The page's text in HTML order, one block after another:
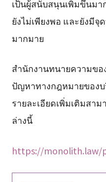
เป็นผู้สนับสนุนเพิ่มขึ้นม
ยังไม่เพียงพอ และยังมีจุ
มากมาย
สำนักงานทนายความขอ
ปัญหาทางกฎหมายของ
รายละเอียดเพิ่มเติมสา
ล่างนี้
https://monolith.law/